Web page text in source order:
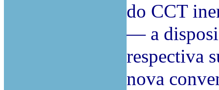
do CCT
— a
respectiva
nova